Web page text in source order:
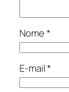
Nome*
E-mail*